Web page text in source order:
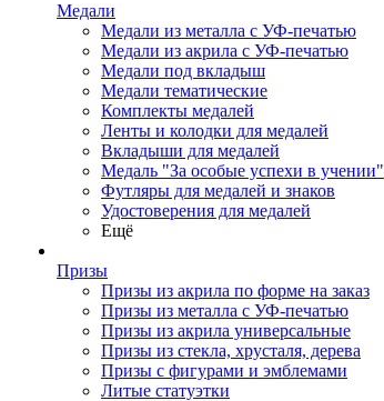
Медали
Медали из металла с УФ-печатью
Медали из акрила с УФ-печатью
Медали под вкладыш
Медали тематические
Комплекты медалей
Ленты и колодки для медалей
Вкладыши для медалей
Медаль "За особые успехи в учении"
Футляры для медалей и знаков
Удостоверения для медалей
Ещё
Призы
Призы из акрила по форме на заказ
Призы из металла с УФ-печатью
Призы из акрила универсальные
Призы из стекла, хрусталя, дерева
Призы с фигурами и эмблемами
Литые статуэтки